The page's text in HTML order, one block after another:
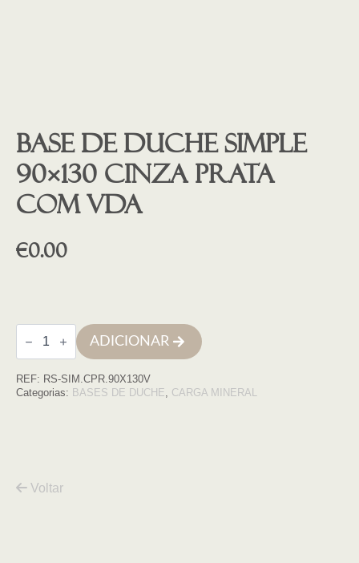
Base de duche SIMPLE
90×130 CINZA PRATA
COM VDA
€0.00
Quantidade
de
Base
duche
SIMPLE
ADICIONAR
REF: RS-SIM.CPR.90X130V
Categorias: BASES DE DUCHE, CARGA MINERAL
Voltar